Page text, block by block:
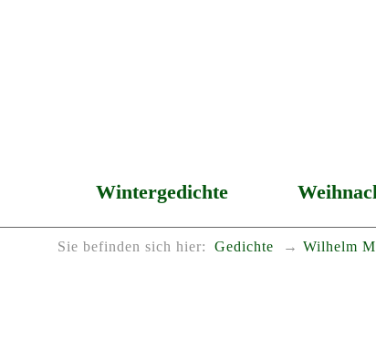
Wintergedichte
Sie befinden sich hier: Gedichte Wilhelm